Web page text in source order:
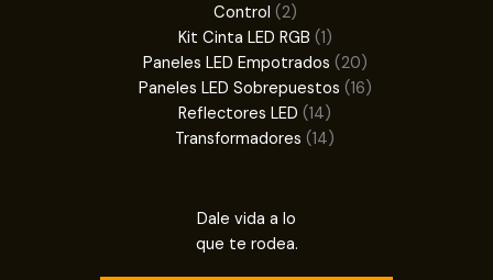
Control 22
productos
Kit Cinta LED RGB 11
producto
Paneles LED Empotrados 2020
productos
Paneles LED Sobrepuestos 1616
Reflectores LED 1414
productos
Transformadores 1414
Dale vida a lo
que te rodea.